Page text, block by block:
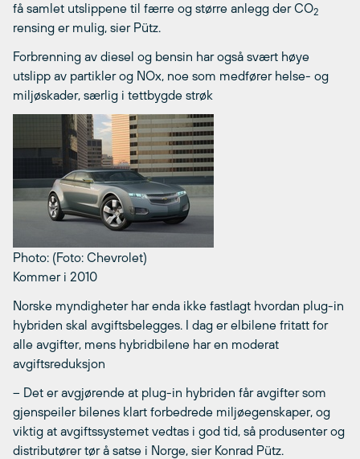
få samlet utslippene til færre og større anlegg der CO2
rensing er mulig, sier Pütz.
Forbrenning av diesel og bensin har også svært høye
utslipp av partikler og NOx, noe som medfører helse- og
miljøskader, særlig i tettbygde strøk
Photo: (Foto: Chevrolet)
Kommer i 2010
Norske myndigheter har enda ikke fastlagt hvordan plug-in
hybriden skal avgiftsbelegges. I dag er elbilene fritatt for
alle avgifter, mens hybridbilene har en moderat
avgiftsreduksjon
– Det er avgjørende at plug-in hybriden får avgifter som
gjenspeiler bilenes klart forbedrede miljøegenskaper, og
viktig at avgiftssystemet vedtas i god tid, så produsenter og
distributører tør å satse i Norge, sier Konrad Pütz.